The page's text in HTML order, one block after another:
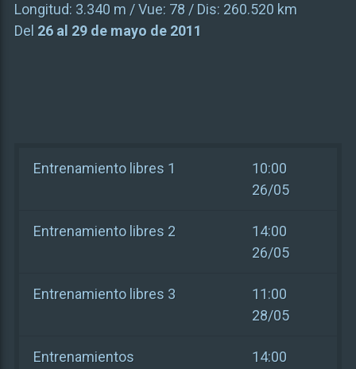
Longitud: 3.340 m / Vue: 78 / Dis: 260.520 km
Del 26 al 29 de mayo de 2011
Entrenamiento libres 1
10:00
26/05
Entrenamiento libres 2
14:00
26/05
Entrenamiento libres 3
11:00
28/05
Entrenamientos
14:00